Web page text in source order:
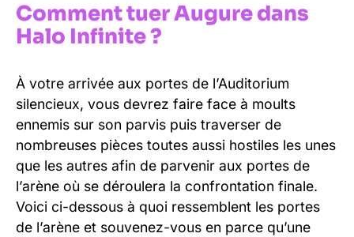
Comment tuer Augure dans
Halo Infinite ?
À votre arrivée aux portes de l’Auditorium
silencieux, vous devrez faire face à moults
ennemis sur son parvis puis traverser de
nombreuses pièces toutes aussi hostiles les unes
que les autres afin de parvenir aux portes de
l’arène où se déroulera la confrontation finale.
Voici ci-dessous à quoi ressemblent les portes
de l’arène et souvenez-vous en parce qu’une